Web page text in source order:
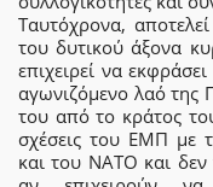
Ταυτόχρονα,
του δυτικού άξονα
επιχειρεί να
αγωνιζόμενο λαό της
του από το κράτος
σχέσεις του ΕΜΠ με
και του ΝΑΤΟ και δεν